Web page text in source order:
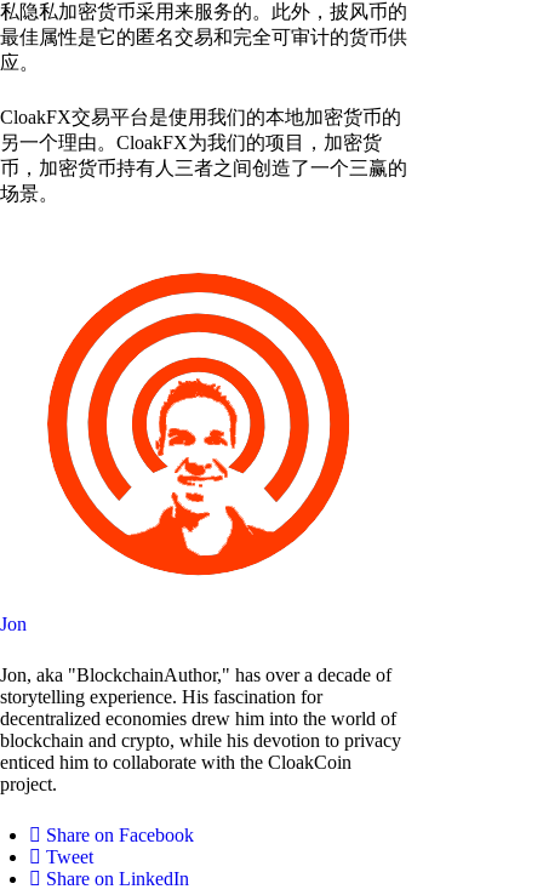
私隐私加密货币采用来服务的。此外，披风币的
最佳属性是它的匿名交易和完全可审计的货币供
应。
CloakFX交易平台是使用我们的本地加密货币的
另一个理由。CloakFX为我们的项目，加密货
币，加密货币持有人三者之间创造了一个三赢的
场景。
Jon
Jon, aka "BlockchainAuthor," has over a decade of
storytelling experience. His fascination for
decentralized economies drew him into the world of
blockchain and crypto, while his devotion to privacy
enticed him to collaborate with the CloakCoin
project.
Share on Facebook
Tweet
Share on LinkedIn